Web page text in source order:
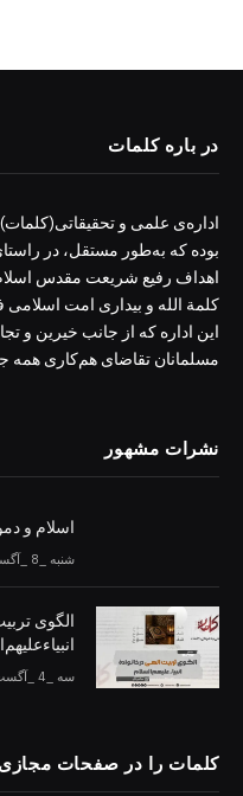
در باره کلمات
اداره‌ی علمی و
بوده که به‌طور مستقل، در
اهداف رفیع شریعت مقدس
کلمة الله و بیداری امت اسلامی
این اداره که از جانب خیرین و
مسلمانان تقاضای هم‌کاری همه
نشرات مشهور
اسلام و
شنبه _8 _آگست _2026AH 8-8-2026AD
الگوی
سه _4 _آگست _2026AH 4-8-2026AD
کلمات را در صفحات مجازی